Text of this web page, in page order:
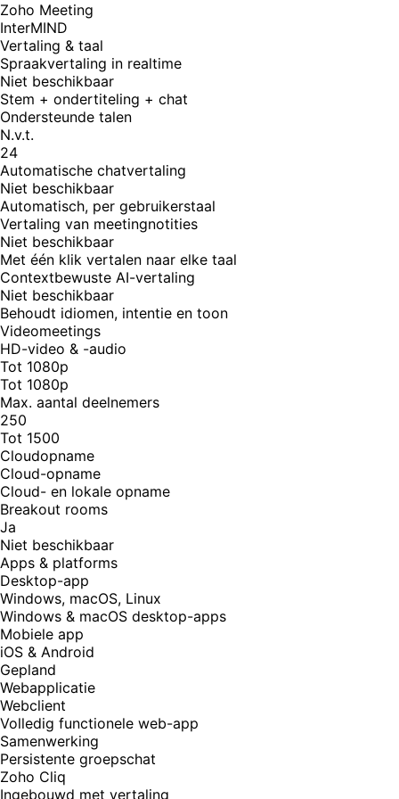
Zoho Meeting
InterMIND
Vertaling & taal
Spraakvertaling in realtime
Niet beschikbaar
Stem + ondertiteling + chat
Ondersteunde talen
N.v.t.
24
Automatische chatvertaling
Niet beschikbaar
Automatisch, per gebruikerstaal
Vertaling van meetingnotities
Niet beschikbaar
Met één klik vertalen naar elke taal
Contextbewuste AI-vertaling
Niet beschikbaar
Behoudt idiomen, intentie en toon
Videomeetings
HD-video & -audio
Tot 1080p
Tot 1080p
Max. aantal deelnemers
250
Tot 1500
Cloudopname
Cloud-opname
Cloud- en lokale opname
Breakout rooms
Ja
Niet beschikbaar
Apps & platforms
Desktop-app
Windows, macOS, Linux
Windows & macOS desktop-apps
Mobiele app
iOS & Android
Gepland
Webapplicatie
Webclient
Volledig functionele web-app
Samenwerking
Persistente groepschat
Zoho Cliq
Ingebouwd met vertaling